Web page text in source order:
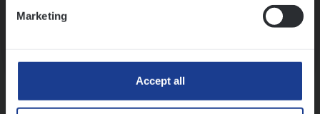
Marketing
Accept all